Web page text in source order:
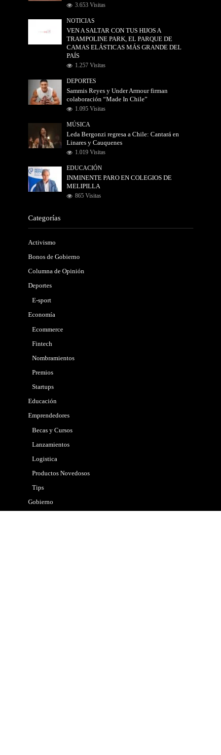
3.653 Visitas
NOTICIAS
VEN A SALTAR CON TUS HIJOS A
TRAMPOLINE PARK, EL PARQUE DE
CAMAS ELÁSTICAS MÁS GRANDE DEL
PAÍS
1.257 Visitas
DEPORTES
Sammis Reyes y Under Armour firman
colaboración “Made In Chile”
1.095 Visitas
MÚSICA
Leda Bergonzi regresa a Chile: Cantará en
Linares y Cauquenes
1.019 Visitas
EDUCACIÓN
INMINENTE PARO EN COLEGIOS DE
MELIPILLA
865 Visitas
Categorías
Activismo
Bonos de Gobierno
Columna de Opinión
Deportes
E-sport
Economía
Ecommerce
Fintech
Nombramientos
Premios
Startups
Educación
Emprendedores
Becas y Cursos
Lanzamientos
Logistica
Productos Novedosos
Tips
Gobierno